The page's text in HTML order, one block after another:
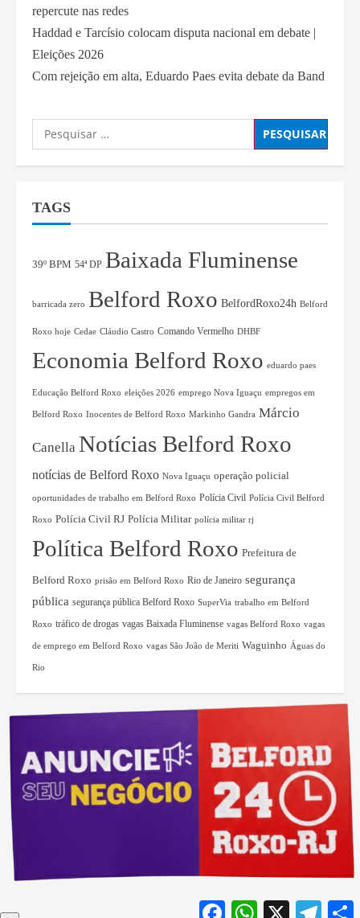
repercute nas redes
Haddad e Tarcísio colocam disputa nacional em debate |
Eleições 2026
Com rejeição em alta, Eduardo Paes evita debate da Band
TAGS
39º BPM 54ª DP Baixada Fluminense
barricada zero Belford Roxo BelfordRoxo24h Belford
Roxo hoje Cedae Cláudio Castro Comando Vermelho DHBF
Economia Belford Roxo eduardo paes
Educação Belford Roxo eleições 2026 emprego Nova Iguaçu empregos em
Belford Roxo Inocentes de Belford Roxo Markinho Gandra Márcio
Canella Notícias Belford Roxo
notícias de Belford Roxo Nova Iguaçu operação policial
oportunidades de trabalho em Belford Roxo Polícia Civil Polícia Civil Belford
Roxo Polícia Civil RJ Polícia Militar polícia militar rj
Política Belford Roxo Prefeitura de
Belford Roxo prisão em Belford Roxo Rio de Janeiro segurança
pública segurança pública Belford Roxo SuperVia trabalho em Belford
Roxo tráfico de drogas vagas Baixada Fluminense vagas Belford Roxo vagas
de emprego em Belford Roxo vagas São João de Meriti Waguinho Águas do
Rio
FacebookWhatsApp
X